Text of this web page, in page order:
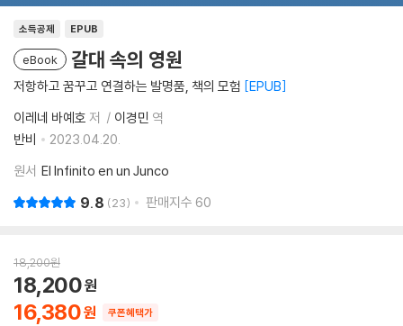
소득공제 EPUB
eBook 갈대 속의 영원
저항하고 꿈꾸고 연결하는 발명품, 책의 모험 EPUB
이레네 바예호 저 이경민 역
반비
2023.04.20.
원서 El Infinito en un Junco
9.8 23 판매지수 60
18,200원
16,380
18,200
쿠폰혜택가